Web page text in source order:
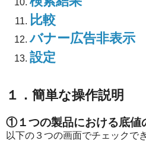
比較
バナー広告非表示
設定
１．簡単な操作説明
①１つの製品における底値
以下の３つの画面でチェックで